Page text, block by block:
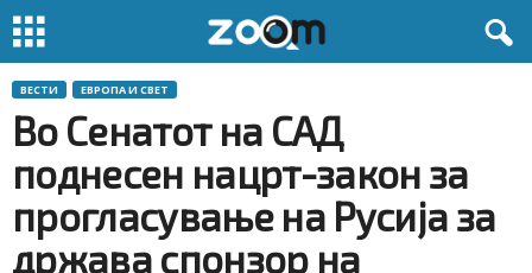
ВЕСТИ ЕВРОПА И СВЕТ
Во Сенатот на САД
поднесен нацрт-закон за
прогласување на Русија за
држава спонзор на